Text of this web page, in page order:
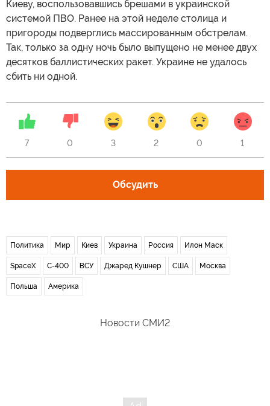
Киеву, воспользовавшись брешами в украинской
системой ПВО. Ранее на этой неделе столица и
пригороды подверглись массированным обстрелам.
Так, только за одну ночь было выпущено не менее двух
десятков баллистических ракет. Украине не удалось
сбить ни одной.
7 0 3 2 0 1
Обсудить
Политика Мир Киев Украина Россия Илон Маск
SpaceX С-400 ВСУ Джаред Кушнер США Москва
Польша Америка
Новости СМИ2